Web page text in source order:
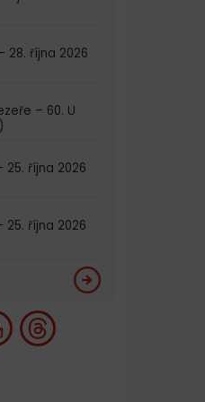
28. října 2026
– 60. U
25. října 2026
25. října 2026